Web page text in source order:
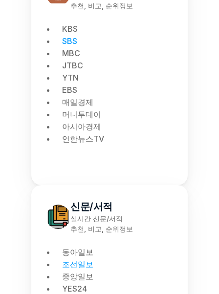
추천, 비교, 순위정보
KBS
SBS
MBC
JTBC
YTN
EBS
매일경제
머니투데이
아시아경제
연한뉴스TV
신문/서적
실시간 신문/서적
추천, 비교, 순위정보
동아일보
조선일보
중앙일보
YES24